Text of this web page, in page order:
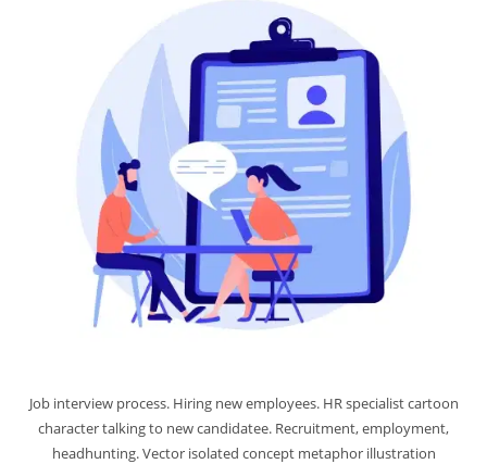
Job interview process. Hiring new employees. HR specialist cartoon
character talking to new candidatee. Recruitment, employment,
headhunting. Vector isolated concept metaphor illustration